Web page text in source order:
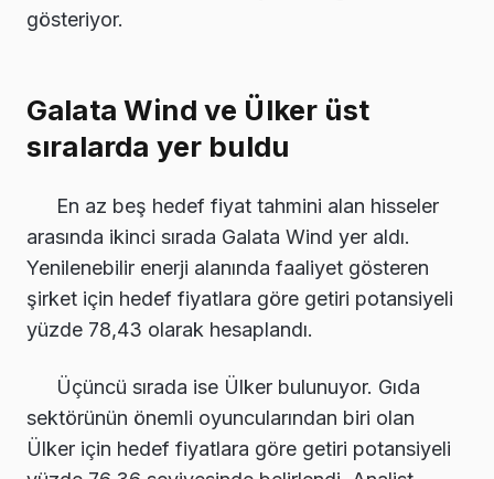
gösteriyor.
Galata Wind ve Ülker üst
sıralarda yer buldu
En az beş hedef fiyat tahmini alan hisseler
arasında ikinci sırada Galata Wind yer aldı.
Yenilenebilir enerji alanında faaliyet gösteren
şirket için hedef fiyatlara göre getiri potansiyeli
yüzde 78,43 olarak hesaplandı.
Üçüncü sırada ise Ülker bulunuyor. Gıda
sektörünün önemli oyuncularından biri olan
Ülker için hedef fiyatlara göre getiri potansiyeli